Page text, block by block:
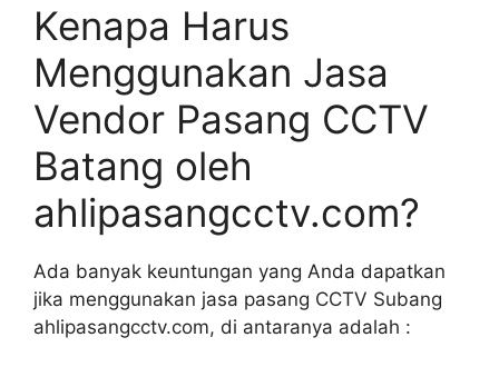
Kenapa Harus
Menggunakan Jasa
Vendor Pasang CCTV
Batang oleh
ahlipasangcctv.com?
Ada banyak keuntungan yang Anda dapatkan
jika menggunakan jasa pasang CCTV Subang
ahlipasangcctv.com, di antaranya adalah :